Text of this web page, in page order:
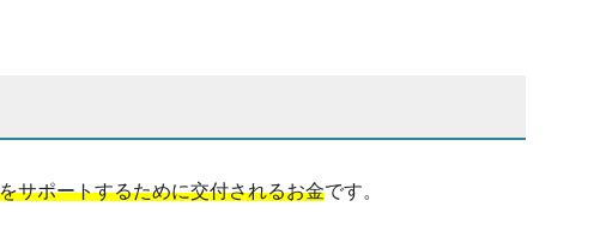
サポートするために交付されるお金です。